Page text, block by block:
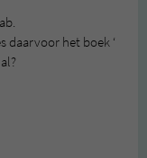
daarvoor het boek ‘